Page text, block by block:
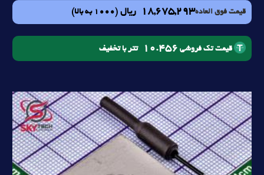
قیمت فوق العاده18,675,293 ریال (1000 به بالا)
قیمت تک فروشی 10.456 تتر با تخفیف